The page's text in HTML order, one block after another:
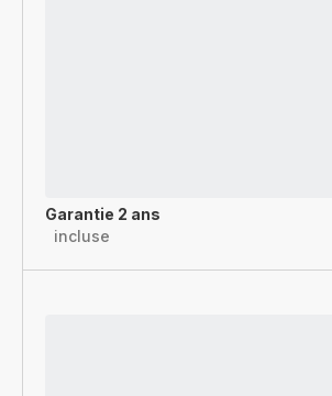
Garantie 2 ans
incluse